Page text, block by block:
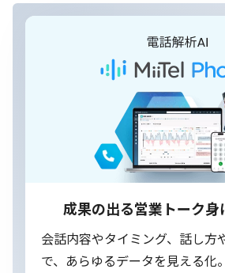
成果の出る営業トーク身
会話内容やタイミング、話し方
で、あらゆるデータを見える化